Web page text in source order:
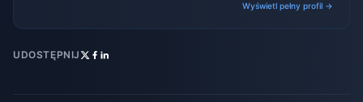
Wyświetl pełny profil →
UDOSTĘPNIJ